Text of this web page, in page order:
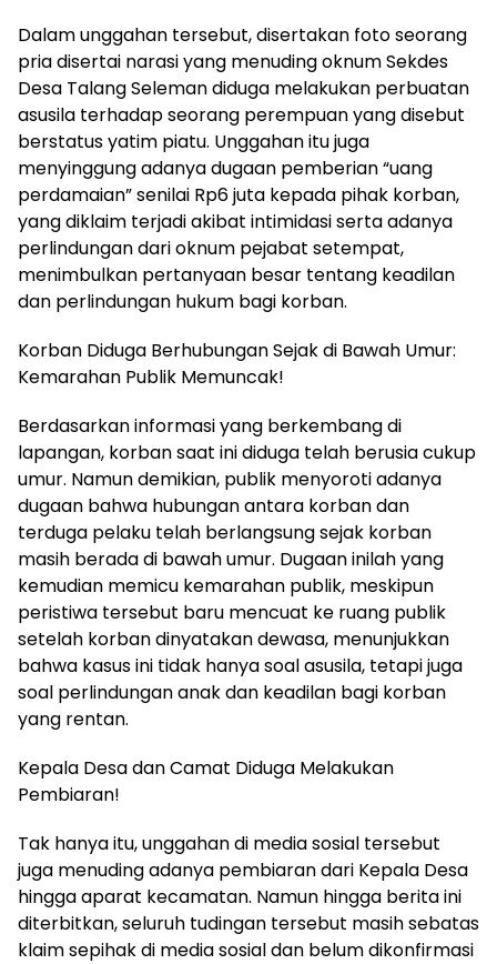
Dalam unggahan tersebut, disertakan foto seorang
pria disertai narasi yang menuding oknum Sekdes
Desa Talang Seleman diduga melakukan perbuatan
asusila terhadap seorang perempuan yang disebut
berstatus yatim piatu. Unggahan itu juga
menyinggung adanya dugaan pemberian “uang
perdamaian” senilai Rp6 juta kepada pihak korban,
yang diklaim terjadi akibat intimidasi serta adanya
perlindungan dari oknum pejabat setempat,
menimbulkan pertanyaan besar tentang keadilan
dan perlindungan hukum bagi korban.
Korban Diduga Berhubungan Sejak di Bawah Umur:
Kemarahan Publik Memuncak!
Berdasarkan informasi yang berkembang di
lapangan, korban saat ini diduga telah berusia cukup
umur. Namun demikian, publik menyoroti adanya
dugaan bahwa hubungan antara korban dan
terduga pelaku telah berlangsung sejak korban
masih berada di bawah umur. Dugaan inilah yang
kemudian memicu kemarahan publik, meskipun
peristiwa tersebut baru mencuat ke ruang publik
setelah korban dinyatakan dewasa, menunjukkan
bahwa kasus ini tidak hanya soal asusila, tetapi juga
soal perlindungan anak dan keadilan bagi korban
yang rentan.
Kepala Desa dan Camat Diduga Melakukan
Pembiaran!
Tak hanya itu, unggahan di media sosial tersebut
juga menuding adanya pembiaran dari Kepala Desa
hingga aparat kecamatan. Namun hingga berita ini
diterbitkan, seluruh tudingan tersebut masih sebatas
klaim sepihak di media sosial dan belum dikonfirmasi